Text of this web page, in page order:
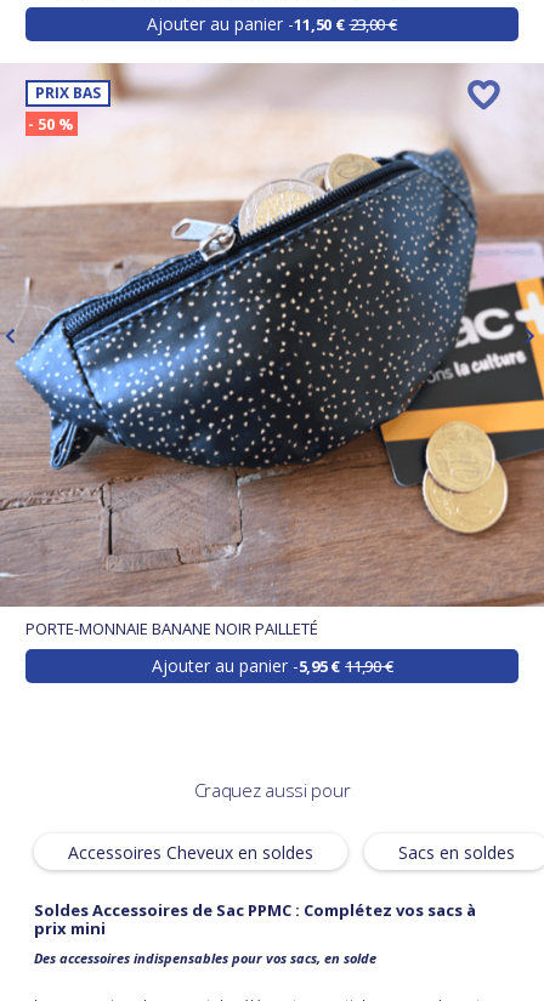
Ajouter au panier 11,50 € 23,00 €
PRIX BAS
- 50 %
PORTE-MONNAIE BANANE NOIR PAILLETÉ
Ajouter au panier 5,95 € 11,90 €
Craquez aussi pour
Accessoires Cheveux en soldes Sacs en soldes
Soldes Accessoires de Sac PPMC : Complétez vos sacs à
prix mini
Des accessoires indispensables pour vos sacs, en solde